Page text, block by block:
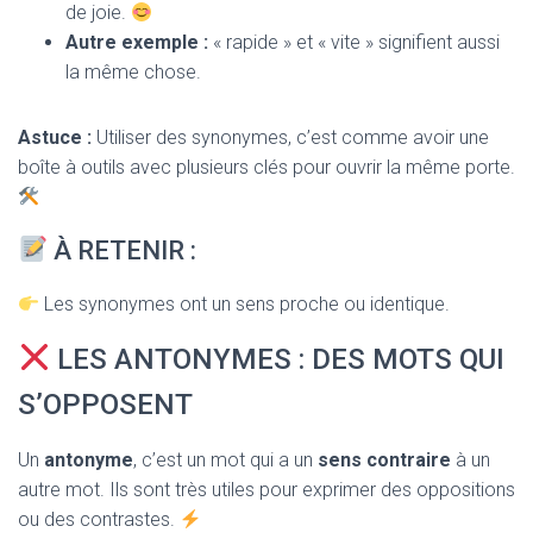
de joie.
Autre exemple : « rapide » et « vite » signifient aussi
la même chose.
Astuce : Utiliser des synonymes, c’est comme avoir une
boîte à outils avec plusieurs clés pour ouvrir la même porte.
À RETENIR :
Les synonymes ont un sens proche ou identique.
LES ANTONYMES : DES MOTS QUI
S’OPPOSENT
Un antonyme, c’est un mot qui a un sens contraire à un
autre mot. Ils sont très utiles pour exprimer des oppositions
ou des contrastes.